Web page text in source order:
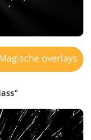
overlays